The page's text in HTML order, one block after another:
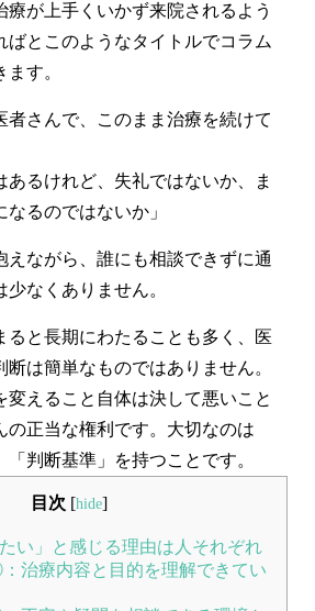
ロナウイルス感染症対策についてのお願い
療が上手くいかず来院されるよう
ばとこのようなタイトルでコラム
す。
者さんで、このまま治療を続けて
あるけれど、失礼ではないか、ま
るのではないか」
えながら、誰にも相談できずに通
なくありません。
ると長期にわたることも多く、医
断は簡単なものではありません。
変えること自体は決して悪いこと
の正当な権利 です。大切なのは
「判断基準」を持つことです。
目次 [hide]
い」と感じる理由は人それぞれ
治療内容と目的を理解できてい